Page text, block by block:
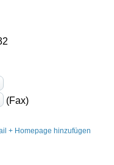
(Fax)
+ Homepage hinzufügen